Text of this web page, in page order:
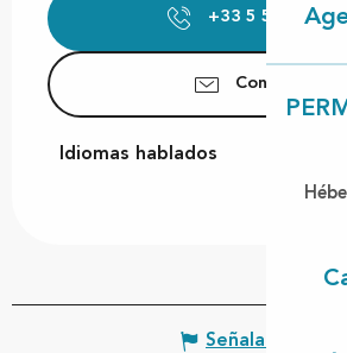
+33 5 58 49 24
Contáctenos
Idiomas hablados
Idiomas hablados
Señalar un error